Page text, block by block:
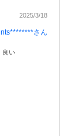
2025/3/18
nts********さん
良い